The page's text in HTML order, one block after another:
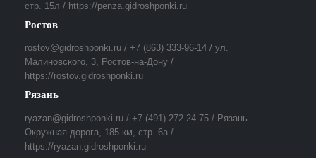
стр. 15л / https://penza.gidroshponki.ru
Ростов
rostov@gidroshponki.ru / +7 (863) 333-96-14 / ул.
Малиновского, 3, Ростов-на-Дону /
https://rostov.gidroshponki.ru
Рязань
ryazan@gidroshponki.ru / +7 (491) 272-24-75 / Рязань
Окружная дорога, 185 км, стр. 6а /
https://ryazan.gidroshponki.ru